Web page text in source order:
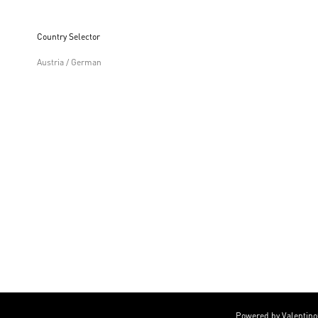
Country Selector
Austria / German
Powered by Valentino